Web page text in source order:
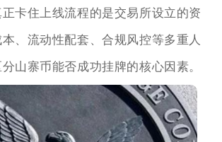
卡住上线流程的是交易所设立的资
、流动性配套、合规风控等多重人
山寨币能否成功挂牌的核心因素。